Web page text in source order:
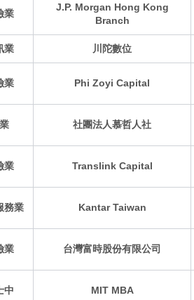
業
J.P. Morgan Hong Kong
Branch
業 川陀數位
業 Phi Zoyi Capital
社團法人慕哲人社
業 Translink Capital
務業 Kantar Taiwan
業 台灣富時股份有限公司
中 MIT MBA